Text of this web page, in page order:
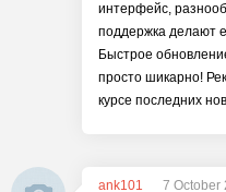
интерфейс,
поддержка делают
Быстрое
просто шикарно!
курсе последних
ank101
7 October